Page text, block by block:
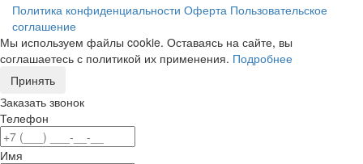
Политика конфиденциальности Оферта Пользовательское
соглашение
Мы используем файлы cookie. Оставаясь на сайте, вы
соглашаетесь с политикой их применения. Подробнее
Принять
Заказать звонок
Телефон
Имя